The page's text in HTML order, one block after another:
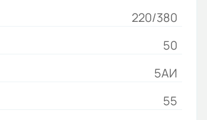
220/380
50
5АИ
55